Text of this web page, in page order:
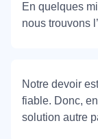
En quelques
nous trouvons
Notre devoir
fiable. Donc,
solution autre